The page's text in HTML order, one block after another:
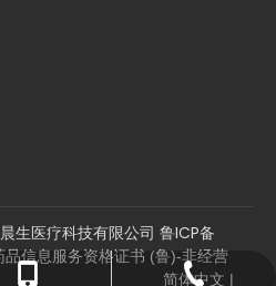
81287962
生医疗科技有限公司 鲁ICP备
品信息服务资格证书 (鲁)-非经营
0178 简体中文 |